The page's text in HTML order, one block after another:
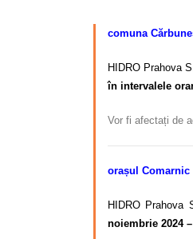
comuna
HIDRO Prahova
în intervalele
Vor fi afectați de
orașul Comarnic
HIDRO Prahova
noiembrie 2024